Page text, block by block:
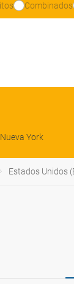
Combinados
Nueva York
Estados Unidos